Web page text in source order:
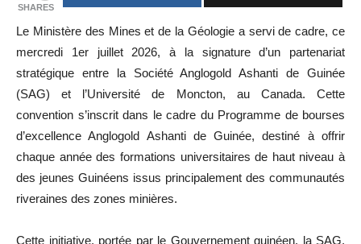
SHARES
Le Ministère des Mines et de la Géologie a servi de cadre, ce
mercredi 1er juillet 2026, à la signature d’un partenariat
stratégique entre la Société Anglogold Ashanti de Guinée
(SAG) et l’Université de Moncton, au Canada. Cette
convention s’inscrit dans le cadre du Programme de bourses
d’excellence Anglogold Ashanti de Guinée, destiné à offrir
chaque année des formations universitaires de haut niveau à
des jeunes Guinéens issus principalement des communautés
riveraines des zones minières.
Cette initiative, portée par le Gouvernement guinéen, la SAG,